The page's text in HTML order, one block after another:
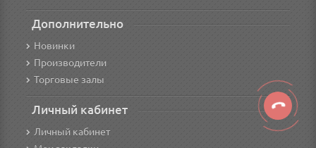
Дополнительно
Новинки
Производители
Торговые залы
Личный кабинет
Личный кабинет